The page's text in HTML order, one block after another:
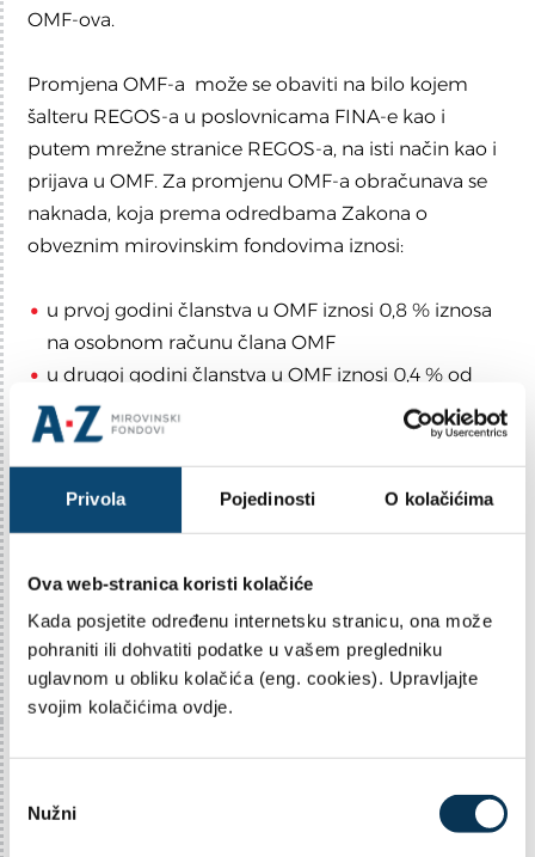
Privola Pojedinosti O kolačićima
Ova web-stranica koristi kolačiće
Kada posjetite određenu internetsku stranicu, ona može
pohraniti ili dohvatiti podatke u vašem pregledniku
uglavnom u obliku kolačića (eng. cookies). Upravljajte
svojim kolačićima ovdje.
Nužni
OMF-ova.
Promjena OMF-a može se obaviti na bilo kojem
šalteru REGOS-a u poslovnicama FINA-e kao i
putem mrežne stranice REGOS-a, na isti način kao i
prijava u OMF. Za promjenu OMF-a obračunava se
naknada, koja prema odredbama Zakona o
obveznim mirovinskim fondovima iznosi:
u prvoj godini članstva u OMF iznosi 0,8 % iznosa
na osobnom računu člana OMF
u drugoj godini članstva u OMF iznosi 0,4 % od
iznosa na osobnom računu člana OMF
a u trećoj godine članstva u OMF iznosi 0,2 % od
iznosa na osobnom računu člana OMF
Nakon tri godine neprekidnog članstva u istom
OMF, promjena OMF je bez naknade.
svakih 15 dana.